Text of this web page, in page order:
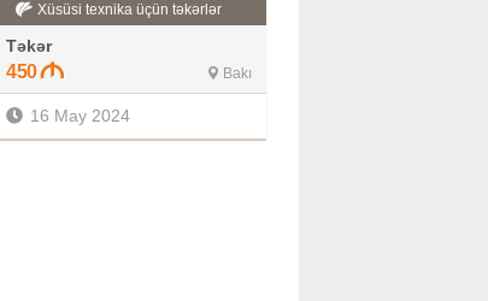
Xüsüsi texnika üçün təkərlər
Təkər
450 Bakı
16 May 2024